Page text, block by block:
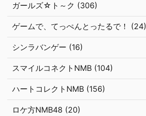
ガールズ☆ト～ク (306)
ゲームで、てっぺんとったるで！ (24)
シンラバンゲー (16)
スマイルコネクトNMB (104)
ハートコレクトNMB (156)
ロケ方NMB48 (20)